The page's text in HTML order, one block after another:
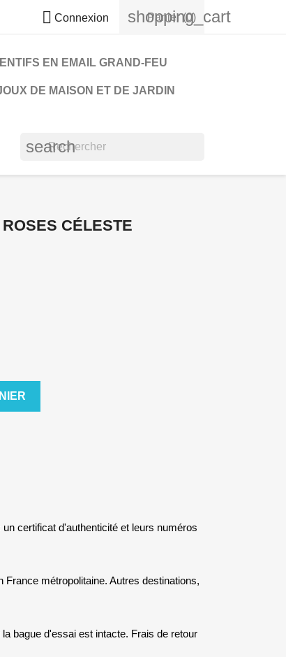
 Connexion shopping_cart
Panier (0)
EN EMAIL GRAND-FEU
DE MAISON ET DE JARDIN
search
CÉLESTE
certificat d'authenticité et leurs numéros
métropolitaine. Autres destinations,
bague d'essai est intacte. Frais de retour